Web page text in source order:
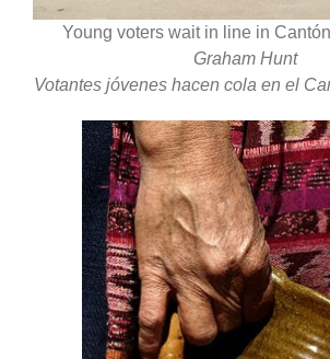
Young voters wait in line in
Graham Hunt
Votantes jóvenes hacen cola en el